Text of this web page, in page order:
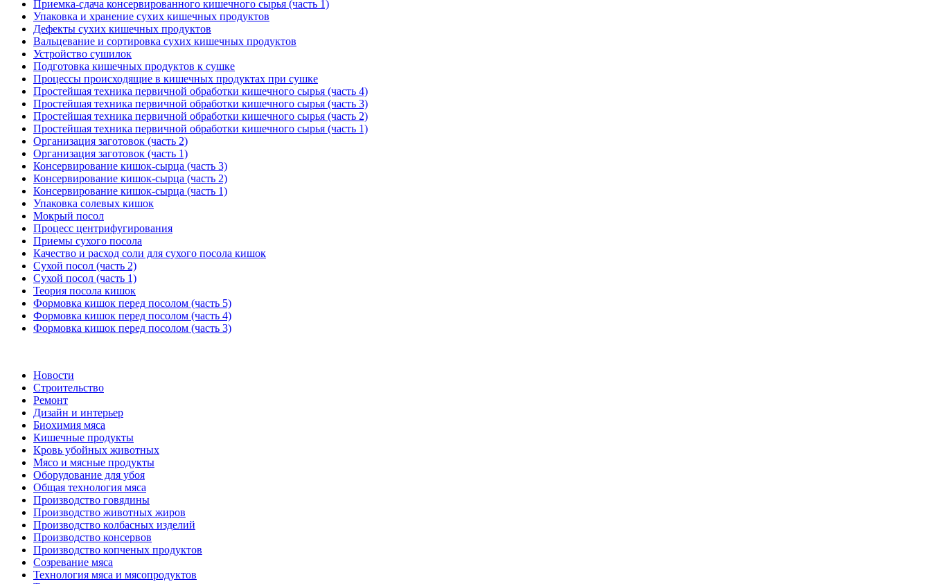
Приемка-сдача консервированного кишечного сырья (часть 1)
Упаковка и хранение сухих кишечных продуктов
Дефекты сухих кишечных продуктов
Вальцевание и сортировка сухих кишечных продуктов
Устройство сушилок
Подготовка кишечных продуктов к сушке
Процессы происходящие в кишечных продуктах при сушке
Простейшая техника первичной обработки кишечного сырья (часть 4)
Простейшая техника первичной обработки кишечного сырья (часть 3)
Простейшая техника первичной обработки кишечного сырья (часть 2)
Простейшая техника первичной обработки кишечного сырья (часть 1)
Организация заготовок (часть 2)
Организация заготовок (часть 1)
Консервирование кишок-сырца (часть 3)
Консервирование кишок-сырца (часть 2)
Консервирование кишок-сырца (часть 1)
Упаковка солевых кишок
Мокрый посол
Процесс центрифугирования
Приемы сухого посола
Качество и расход соли для сухого посола кишок
Сухой посол (часть 2)
Сухой посол (часть 1)
Теория посола кишок
Формовка кишок перед посолом (часть 5)
Формовка кишок перед посолом (часть 4)
Формовка кишок перед посолом (часть 3)
Новости
Строительство
Ремонт
Дизайн и интерьер
Биохимия мяса
Кишечные продукты
Кровь убойных животных
Мясо и мясные продукты
Оборудование для убоя
Общая технология мяса
Производство говядины
Производство животных жиров
Производство колбасных изделий
Производство консервов
Производство копченых продуктов
Созревание мяса
Технология мяса и мясопродуктов